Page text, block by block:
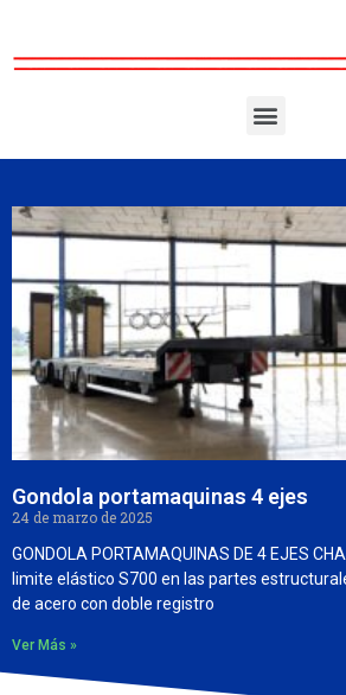
Gondola portamaquinas 4 ejes
24 de marzo de 2025
GONDOLA PORTAMAQUINAS DE 4 EJES
limite elástico S700 en las partes
de acero con doble registro
Ver Más »